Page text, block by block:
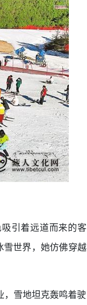
引着远道而来的客
雪世界，她仿佛穿越
，雪地坦克轰鸣着驶